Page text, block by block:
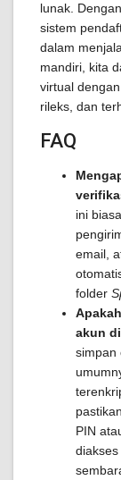
lunak.
sistem
dalam
mandiri, kita
virtual
rileks, dan
FAQ
ini
email,
folder
akun
simpan
PIN